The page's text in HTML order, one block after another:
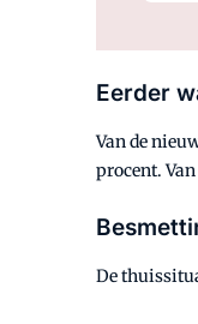
Eerder
Van de
procent.
De